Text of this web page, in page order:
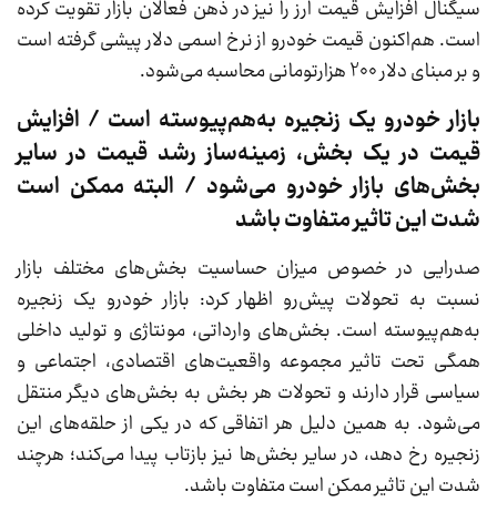
سیگنال افزایش قیمت ارز را نیز در ذهن فعالان بازار تقویت کرده
است. هم‌اکنون قیمت خودرو از نرخ اسمی دلار پیشی گرفته است
و بر مبنای دلار 200 هزارتومانی محاسبه می‌شود.
بازار خودرو یک زنجیره به‌هم‌پیوسته است / افزایش
قیمت در یک بخش، زمینه‌ساز رشد قیمت در سایر
بخش‌های بازار خودرو می‌شود / البته ممکن است
شدت این تاثیر متفاوت باشد
صدرایی در خصوص میزان حساسیت بخش‌های مختلف بازار
نسبت به تحولات پیش‌رو اظهار کرد: بازار خودرو یک زنجیره
به‌هم‌پیوسته است. بخش‌های وارداتی، مونتاژی و تولید داخلی
همگی تحت تاثیر مجموعه واقعیت‌های اقتصادی، اجتماعی و
سیاسی قرار دارند و تحولات هر بخش به بخش‌های دیگر منتقل
می‌شود. به همین دلیل هر اتفاقی که در یکی از حلقه‌های این
زنجیره رخ دهد، در سایر بخش‌ها نیز بازتاب پیدا می‌کند؛ هرچند
شدت این تاثیر ممکن است متفاوت باشد.